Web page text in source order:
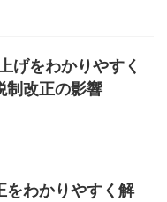
げをわかりやすく
制改正の影響
をわかりやすく解